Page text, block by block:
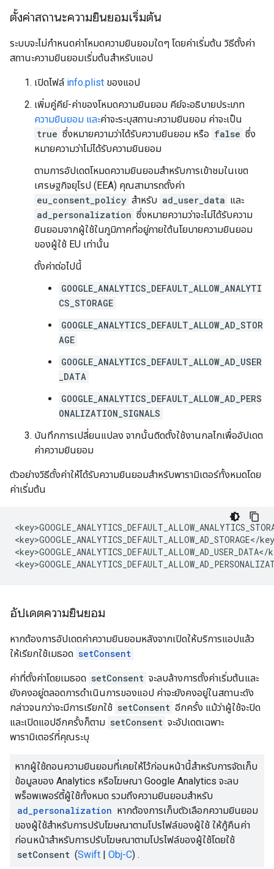
ตั้งค่าสถานะความยินยอมเริ่มต้น
ระบบจะไม่กำหนดค่าโหมดความยินยอมใดๆ โดยค่าเริ่มต้น วิธีตั้งค่า
สถานะความยินยอมเริ่มต้นสำหรับแอป
เปิดไฟล์ info.plist ของแอป
เพิ่มคู่คีย์-ค่าของโหมดความยินยอม คีย์จะอธิบายประเภท
ความยินยอม และค่าจะระบุสถานะความยินยอม ค่าจะเป็น
true ซึ่งหมายความว่าได้รับความยินยอม หรือ false ซึ่ง
หมายความว่าไม่ได้รับความยินยอม
ตามการอัปเดตโหมดความยินยอมสำหรับการเข้าชมในเขต
เศรษฐกิจยุโรป (EEA) คุณสามารถตั้งค่า
eu_consent_policy สำหรับ ad_user_data และ
ad_personalization ซึ่งหมายความว่าจะไม่ได้รับความ
ยินยอมจากผู้ใช้ในภูมิภาคที่อยู่ภายใต้นโยบายความยินยอม
ของผู้ใช้ EU เท่านั้น
ตั้งค่าต่อไปนี้
GOOGLE_ANALYTICS_DEFAULT_ALLOW_ANALYTI
CS_STORAGE
GOOGLE_ANALYTICS_DEFAULT_ALLOW_AD_STOR
AGE
GOOGLE_ANALYTICS_DEFAULT_ALLOW_AD_USER
_DATA
GOOGLE_ANALYTICS_DEFAULT_ALLOW_AD_PERS
ONALIZATION_SIGNALS
บันทึกการเปลี่ยนแปลง จากนั้นติดตั้งใช้งานกลไกเพื่ออัปเดต
ค่าความยินยอม
ตัวอย่างวิธีตั้งค่าให้ได้รับความยินยอมสำหรับพารามิเตอร์ทั้งหมดโดย
ค่าเริ่มต้น
<key>GOOGLE_ANALYTICS_DEFAULT_ALLOW_AD_STORAGE</
<key>GOOGLE_ANALYTICS_DEFAULT_ALLOW_AD_USER_DATA</
อัปเดตความยินยอม
หากต้องการอัปเดตค่าความยินยอมหลังจากเปิดให้บริการแอปแล้ว
ให้เรียกใช้เมธอด setConsent
ค่าที่ตั้งค่าโดยเมธอด setConsent จะลบล้างการตั้งค่าเริ่มต้นและ
ยังคงอยู่ตลอดการดำเนินการของแอป ค่าจะยังคงอยู่ในสถานะดัง
กล่าวจนกว่าจะมีการเรียกใช้ setConsent อีกครั้ง แม้ว่าผู้ใช้จะปิด
และเปิดแอปอีกครั้งก็ตาม setConsent จะอัปเดตเฉพาะ
พารามิเตอร์ที่คุณระบุ
หากผู้ใช้ถอนความยินยอมที่เคยให้ไว้ก่อนหน้านี้สำหรับการจัดเก็บ
ข้อมูลของ Analytics หรือโฆษณา Google Analytics จะลบ
พร็อพเพอร์ตี้ผู้ใช้ทั้งหมด รวมถึงความยินยอมสำหรับ
ad_personalization หากต้องการเก็บตัวเลือกความยินยอม
ของผู้ใช้สำหรับการปรับโฆษณาตามโปรไฟล์ของผู้ใช้ ให้กู้คืนค่า
ก่อนหน้าสำหรับการปรับโฆษณาตามโปรไฟล์ของผู้ใช้โดยใช้
setConsent (Swift | Obj-C) .